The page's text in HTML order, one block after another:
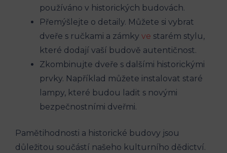
používáno v historických budovách.
Přemýšlejte o detaily. Můžete si vybrat
dveře s ručkami a zámky ve starém stylu,
které dodají vaší budově autentičnost.
Zkombinujte dveře s dalšími historickými
prvky. Například můžete instalovat staré
lampy, které budou ladit s novými
bezpečnostními dveřmi.
Pamětihodnosti a historické budovy jsou
důležitou součástí našeho kulturního dědictví.